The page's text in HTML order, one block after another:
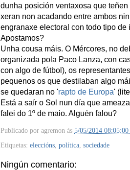
dunha posición ventaxosa que
xeran non acadando entre ambos
engranaxe electoral con todo tipo
Apostamos?
Unha cousa máis. O Mércores, no
organizada pola Paco Lanza, con
con algo de fútbol), os
pequenos os que destilaban algo
se quedaran no 'rapto de Europa'
Está a saír o Sol nun día que
falei do 1º de maio. Alguén falou?
Publicado por agremon ás 5/05/2014 08:05:00
Etiquetas: eleccións política sociedade
Ningún comentario: